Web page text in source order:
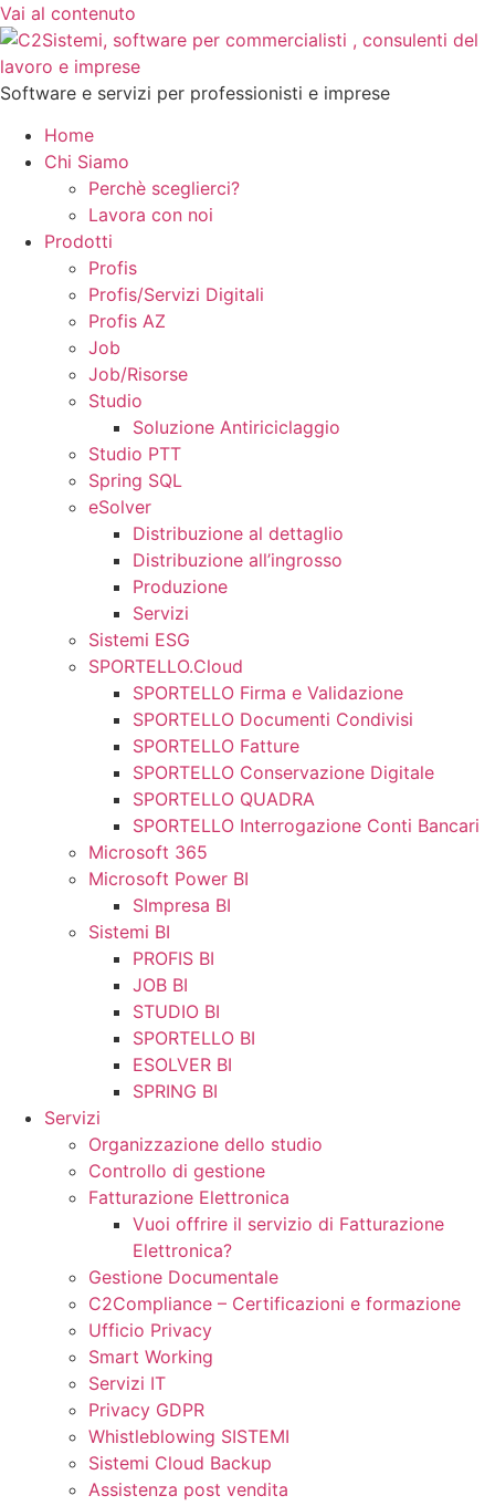
Vai al contenuto
Software e servizi per professionisti e imprese
Home
Chi Siamo
Perchè sceglierci?
Lavora con noi
Prodotti
Profis
Profis/Servizi Digitali
Profis AZ
Job
Job/Risorse
Studio
Soluzione Antiriciclaggio
Studio PTT
Spring SQL
eSolver
Distribuzione al dettaglio
Distribuzione all’ingrosso
Produzione
Servizi
Sistemi ESG
SPORTELLO.Cloud
SPORTELLO Firma e Validazione
SPORTELLO Documenti Condivisi
SPORTELLO Fatture
SPORTELLO Conservazione Digitale
SPORTELLO QUADRA
SPORTELLO Interrogazione Conti Bancari
Microsoft 365
Microsoft Power BI
SImpresa BI
Sistemi BI
PROFIS BI
JOB BI
STUDIO BI
SPORTELLO BI
ESOLVER BI
SPRING BI
Servizi
Organizzazione dello studio
Controllo di gestione
Fatturazione Elettronica
Vuoi offrire il servizio di Fatturazione
Elettronica?
Gestione Documentale
C2Compliance – Certificazioni e formazione
Ufficio Privacy
Smart Working
Servizi IT
Privacy GDPR
Whistleblowing SISTEMI
Sistemi Cloud Backup
Assistenza post vendita